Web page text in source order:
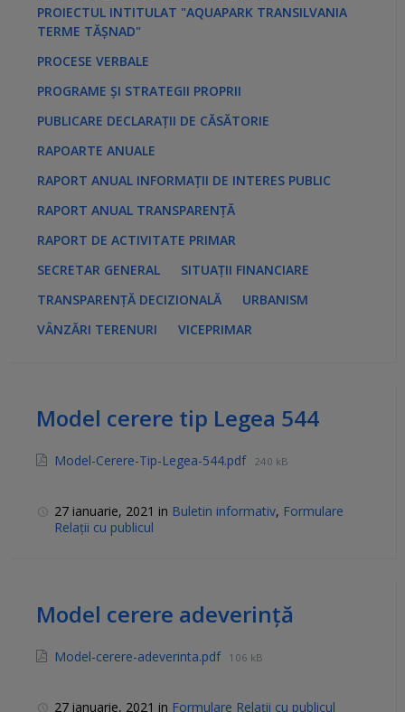
PROIECTUL INTITULAT "AQUAPARK TRANSILVANIA
TERME TĂȘNAD"
PROCESE VERBALE
PROGRAME ȘI STRATEGII PROPRII
PUBLICARE DECLARAȚII DE CĂSĂTORIE
RAPOARTE ANUALE
RAPORT ANUAL INFORMAȚII DE INTERES PUBLIC
RAPORT ANUAL TRANSPARENȚĂ
RAPORT DE ACTIVITATE PRIMAR
SECRETAR GENERAL
SITUAȚII FINANCIARE
TRANSPARENȚĂ DECIZIONALĂ
URBANISM
VÂNZĂRI TERENURI
VICEPRIMAR
Model cerere tip Legea 544
Model-Cerere-Tip-Legea-544.pdf 240 kB
27 ianuarie, 2021 in Buletin informativ, Formulare
Relații cu publicul
Model cerere adeverință
Model-cerere-adeverinta.pdf 106 kB
27 ianuarie, 2021 in Formulare Relații cu publicul